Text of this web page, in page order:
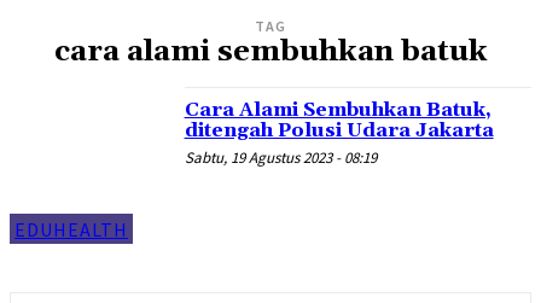
TAG
cara alami sembuhkan batuk
EDUHEALTH
Cara Alami Sembuhkan Batuk,
ditengah Polusi Udara Jakarta
Sabtu, 19 Agustus 2023 - 08:19